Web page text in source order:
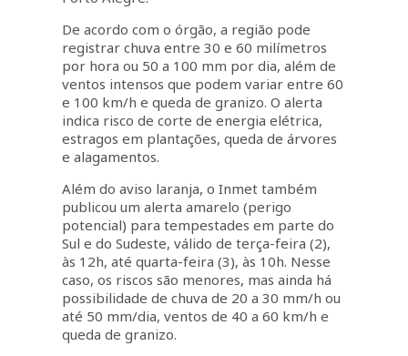
De acordo com o órgão, a região pode
registrar chuva entre 30 e 60 milímetros
por hora ou 50 a 100 mm por dia, além de
ventos intensos que podem variar entre 60
e 100 km/h e queda de granizo. O alerta
indica risco de corte de energia elétrica,
estragos em plantações, queda de árvores
e alagamentos.
Além do aviso laranja, o Inmet também
publicou um alerta amarelo (perigo
potencial) para tempestades em parte do
Sul e do Sudeste, válido de terça-feira (2),
às 12h, até quarta-feira (3), às 10h. Nesse
caso, os riscos são menores, mas ainda há
possibilidade de chuva de 20 a 30 mm/h ou
até 50 mm/dia, ventos de 40 a 60 km/h e
queda de granizo.